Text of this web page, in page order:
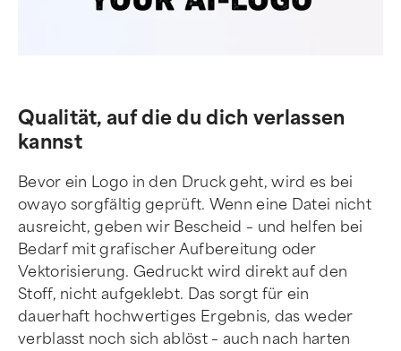
Qualität, auf die du dich verlassen
kannst
Bevor ein Logo in den Druck geht, wird es bei
owayo sorgfältig geprüft. Wenn eine Datei nicht
ausreicht, geben wir Bescheid – und helfen bei
Bedarf mit grafischer Aufbereitung oder
Vektorisierung. Gedruckt wird direkt auf den
Stoff, nicht aufgeklebt. Das sorgt für ein
dauerhaft hochwertiges Ergebnis, das weder
verblasst noch sich ablöst – auch nach harten